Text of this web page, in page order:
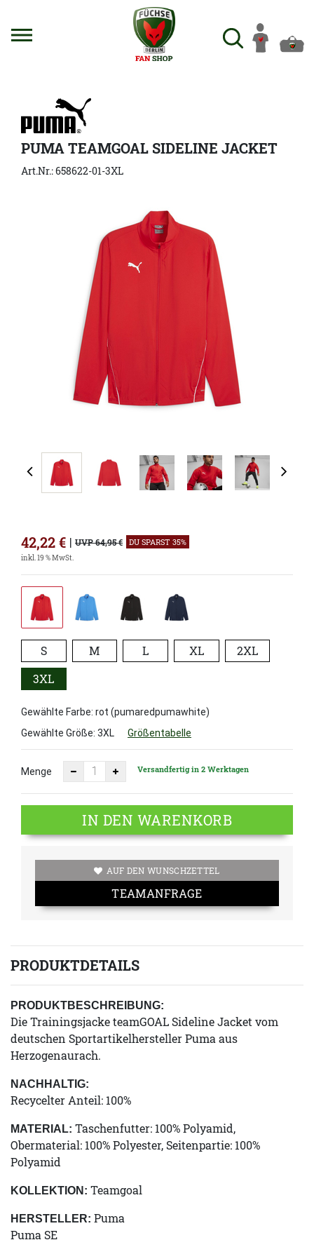
PUMA TEAMGOAL SIDELINE JACKET
Art.Nr.: 658622-01-3XL
42,22€ | UVP 64,95 € DU SPARST 35%
inkl. 19 % MwSt.
S M L XL
2XL
3XL
Gewählte Farbe: rot (pumaredpumawhite)
Gewählte Größe: 3XL Größentabelle
Menge Versandfertig in 2 Werktagen
IN DEN WARENKORB
AUF DEN WUNSCHZETTEL
TEAMANFRAGE
PRODUKTDETAILS
PRODUKTBESCHREIBUNG:
Die Trainingsjacke teamGOAL Sideline Jacket vom
deutschen Sportartikelhersteller Puma aus
Herzogenaurach.
NACHHALTIG:
Recycelter Anteil: 100%
MATERIAL: Taschenfutter: 100% Polyamid,
Obermaterial: 100% Polyester, Seitenpartie: 100%
Polyamid
KOLLEKTION: Teamgoal
HERSTELLER: Puma
Puma SE